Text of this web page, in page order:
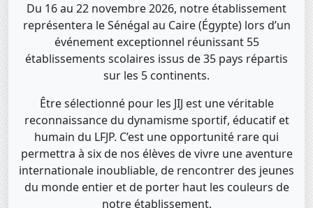
Du 16 au 22 novembre 2026, notre établissement
représentera le Sénégal au Caire (Égypte) lors d’un
événement exceptionnel réunissant 55
établissements scolaires issus de 35 pays répartis
sur les 5 continents.
Être sélectionné pour les JIJ est une véritable
reconnaissance du dynamisme sportif, éducatif et
humain du LFJP. C’est une opportunité rare qui
permettra à six de nos élèves de vivre une aventure
internationale inoubliable, de rencontrer des jeunes
du monde entier et de porter haut les couleurs de
notre établissement.